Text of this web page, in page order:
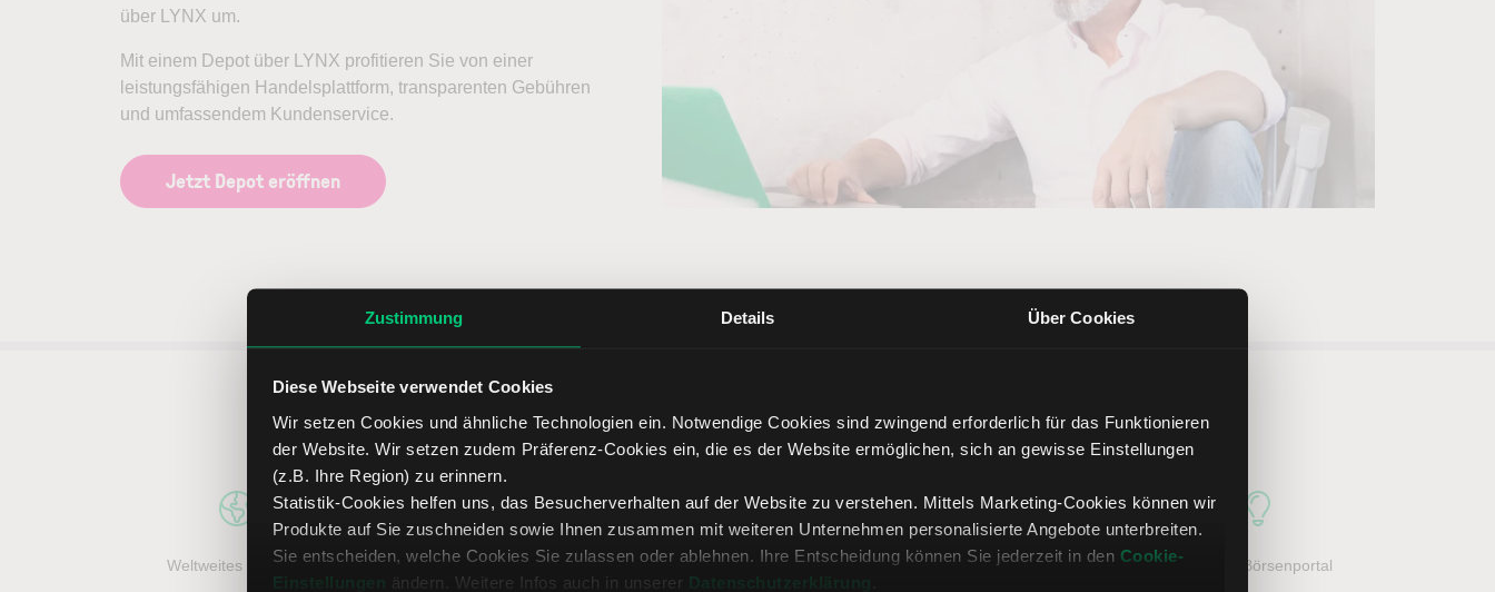
Zustimmung Details Über Cookies
Diese Webseite verwendet Cookies
Wir setzen Cookies und ähnliche Technologien ein. Notwendige Cookies sind zwingend erforderlich für das Funktionieren
der Website. Wir setzen zudem Präferenz-Cookies ein, die es der Website ermöglichen, sich an gewisse Einstellungen
(z.B. Ihre Region) zu erinnern.
Statistik-Cookies helfen uns, das Besucherverhalten auf der Website zu verstehen. Mittels Marketing-Cookies können wir
Produkte auf Sie zuschneiden sowie Ihnen zusammen mit weiteren Unternehmen personalisierte Angebote unterbreiten.
Sie entscheiden, welche Cookies Sie zulassen oder ablehnen. Ihre Entscheidung können Sie jederzeit in den Cookie-
Einstellungen
ändern. Weitere Infos auch in unserer Datenschutzerklärung
über LYNX um.
Mit einem Depot über LYNX profitieren Sie von einer
leistungsfähigen Handelsplattform, transparenten Gebühren
und umfassendem Kundenservice.
Jetzt Depot eröffnen
5 entscheidende Vorteile vom Online Broker LYNX
Weltweites Handeln Top Handelsplattform Transparente Gebühren Persönlicher Service Großes Börsenportal